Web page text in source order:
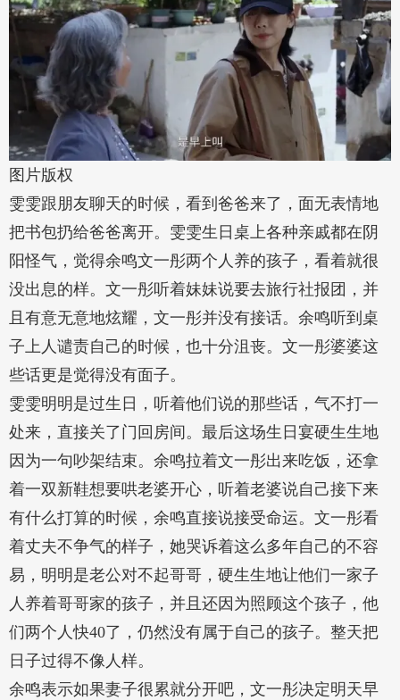
图片版权
雯雯跟朋友聊天的时候，看到爸爸来了，面无表情地
把书包扔给爸爸离开。雯雯生日桌上各种亲戚都在阴
阳怪气，觉得余鸣文一彤两个人养的孩子，看着就很
没出息的样。文一彤听着妹妹说要去旅行社报团，并
且有意无意地炫耀，文一彤并没有接话。余鸣听到桌
子上人谴责自己的时候，也十分沮丧。文一彤婆婆这
些话更是觉得没有面子。
雯雯明明是过生日，听着他们说的那些话，气不打一
处来，直接关了门回房间。最后这场生日宴硬生生地
因为一句吵架结束。余鸣拉着文一彤出来吃饭，还拿
着一双新鞋想要哄老婆开心，听着老婆说自己接下来
有什么打算的时候，余鸣直接说接受命运。文一彤看
着丈夫不争气的样子，她哭诉着这么多年自己的不容
易，明明是老公对不起哥哥，硬生生地让他们一家子
人养着哥哥家的孩子，并且还因为照顾这个孩子，他
们两个人快40了，仍然没有属于自己的孩子。整天把
日子过得不像人样。
余鸣表示如果妻子很累就分开吧，文一彤决定明天早